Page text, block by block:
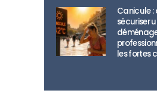
Canicule
sécuriser
les fortes